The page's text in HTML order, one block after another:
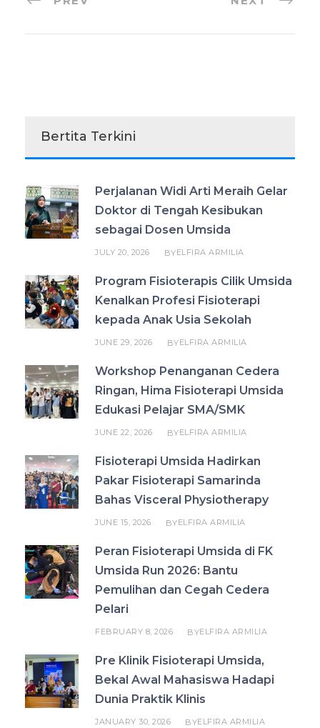
Bertita Terkini
Perjalanan Widi Arti Meraih Gelar
Doktor di Tengah Kesibukan
sebagai Dosen Umsida
JULY 20, 2026 BYELFIRA ARMILIA
Program Fisioterapis Cilik Umsida
Kenalkan Profesi Fisioterapi
kepada Anak Usia Sekolah
JUNE 29, 2026 BYELFIRA ARMILIA
Workshop Penanganan Cedera
Ringan, Hima Fisioterapi Umsida
Edukasi Pelajar SMA/SMK
JUNE 22, 2026 BYELFIRA ARMILIA
Fisioterapi Umsida Hadirkan
Pakar Fisioterapi Samarinda
Bahas Visceral Physiotherapy
JUNE 15, 2026 BYELFIRA ARMILIA
Peran Fisioterapi Umsida di FK
Umsida Run 2026: Bantu
Pemulihan dan Cegah Cedera
Pelari
FEBRUARY 8, 2026 BYELFIRA ARMILIA
Pre Klinik Fisioterapi Umsida,
Bekal Awal Mahasiswa Hadapi
Dunia Praktik Klinis
JANUARY 30, 2026 BYELFIRA ARMILIA